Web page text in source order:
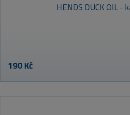
HENDS DUCK OIL -
190 Kč